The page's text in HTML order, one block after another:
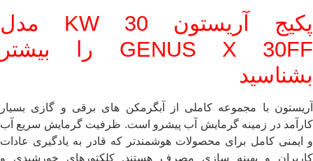
پکیج آریستون 30 KW مدل
GENUS X 30FF را بیشتر
بشناسید
آریستون با مجموعه کاملی از آبگرمکن های برقی و گازی بسیار
کارآمد در زمینه گرمایش آب پیشرو است. ظرفیت گرمایش سریع آب
و ایمنی کامل برای محصولات هوشمندتر که قادر به یادگیری عادات
کاربران و بهینه سازی مصرف هستند. کلکتورهای خورشیدی و